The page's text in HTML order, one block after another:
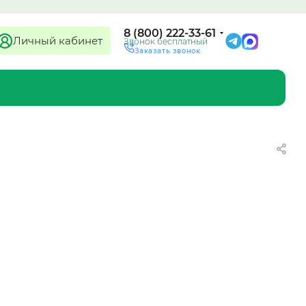
Личный кабинет
8 (800) 222-33-61
Звонок бесплатный
Заказать звонок